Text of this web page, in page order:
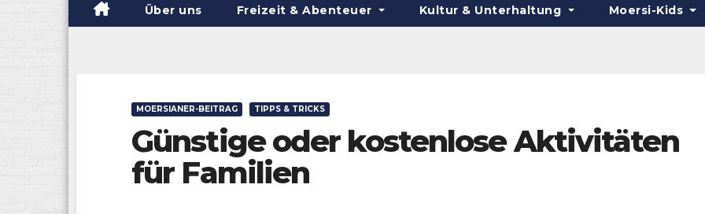
Über uns Freizeit & Abenteuer Kultur & Unterhaltung Moersi-Kids
MOERSIANER-BEITRAG TIPPS & TRICKS
Günstige oder kostenlose Aktivitäten
für Familien